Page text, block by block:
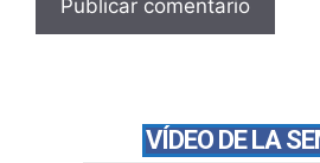
VÍDEO DE LA